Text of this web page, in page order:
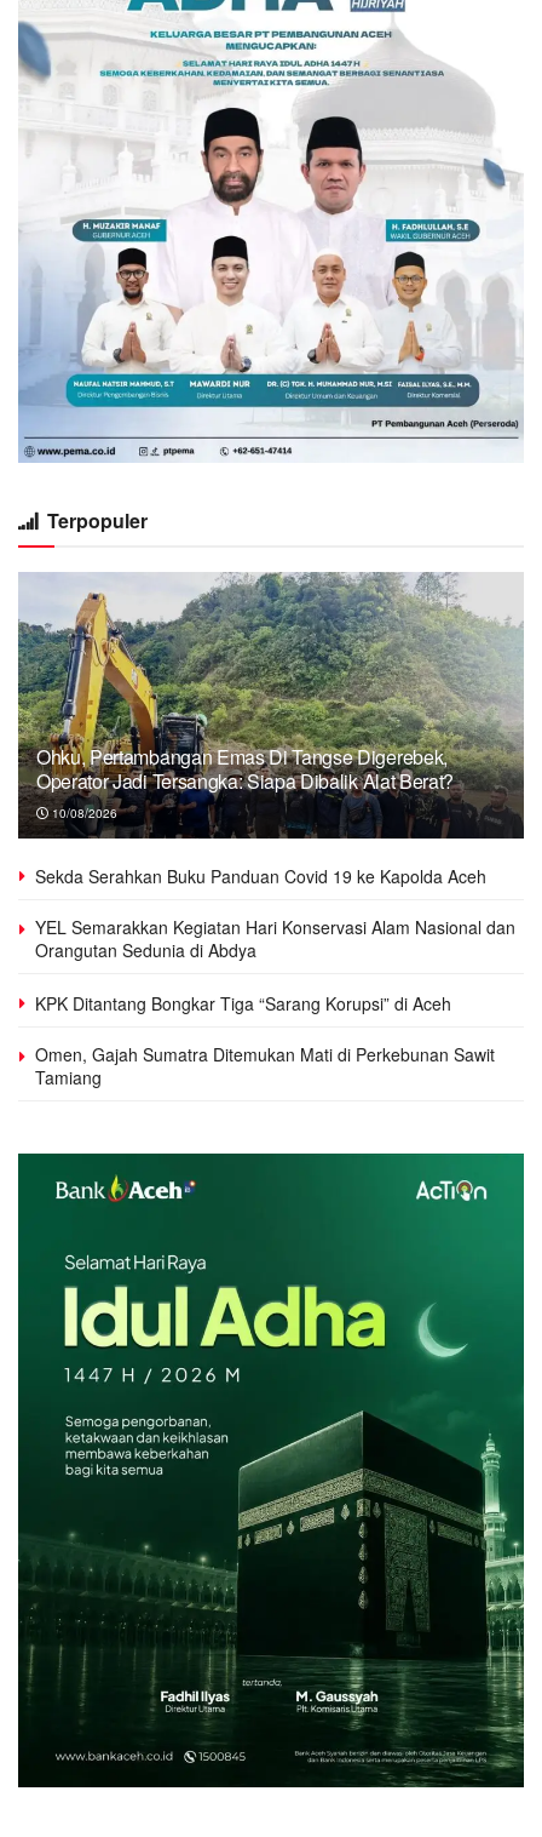
Terpopuler
Ohku, Pertambangan Emas Di Tangse Digerebek,
Operator Jadi Tersangka: Siapa Dibalik Alat Berat?
10/08/2026
Sekda Serahkan Buku Panduan Covid 19 ke Kapolda Aceh
YEL Semarakkan Kegiatan Hari Konservasi Alam Nasional dan
Orangutan Sedunia di Abdya
KPK Ditantang Bongkar Tiga “Sarang Korupsi” di Aceh
Omen, Gajah Sumatra Ditemukan Mati di Perkebunan Sawit
Tamiang